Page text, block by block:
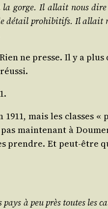
la gorge. Il allait nous
détail pro­hi­bi­tifs. Il allait
ne presse. Il y a
mais les
main­te­nant à
prendre. Et peut-être
à peu près toutes les